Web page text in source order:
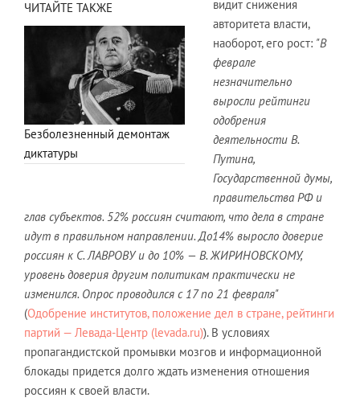
ЧИТАЙТЕ ТАКЖЕ
Безболезненный демонтаж
диктатуры
видит снижения
авторитета власти,
наоборот, его рост: "В
феврале
незначительно
выросли рейтинги
одобрения
деятельности В.
Путина,
Государственной думы,
правительства РФ и
глав субъектов. 52% россиян считают, что дела в стране
идут в правильном направлении. До14% выросло доверие
россиян к С. ЛАВРОВУ и до 10% — В. ЖИРИНОВСКОМУ,
уровень доверия другим политикам практически не
изменился. Опрос проводился с 17 по 21 февраля"
(Одобрение институтов, положение дел в стране, рейтинги
партий — Левада-Центр (levada.ru)). В условиях
пропагандистской промывки мозгов и информационной
блокады придется долго ждать изменения отношения
россиян к своей власти.